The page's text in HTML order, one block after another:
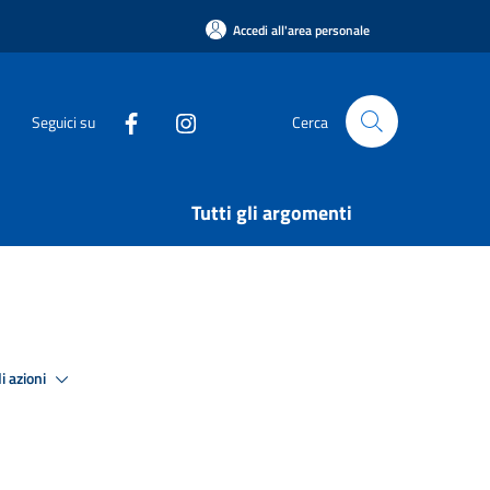
Accedi all'area personale
Seguici su Cerca
Tutti gli argomenti
azioni